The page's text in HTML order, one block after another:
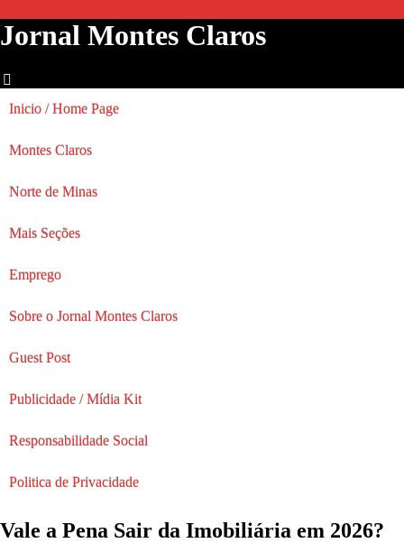
Jornal Montes Claros
Inicio / Home Page
Montes Claros
Norte de Minas
Mais Seções
Emprego
Sobre o Jornal Montes Claros
Guest Post
Publicidade / Mídia Kit
Responsabilidade Social
Politica de Privacidade
Vale a Pena Sair da Imobiliária em 2026?